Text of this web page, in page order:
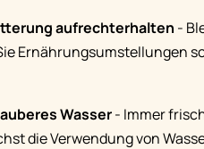
aufrechterhalten -
Ernährungsumstellungen
Wasser- Immer
die Verwendung von